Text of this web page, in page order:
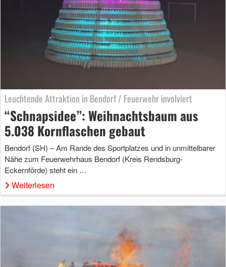
Leuchtende Attraktion in Bendorf / Feuerwehr involviert
“Schnapsidee”: Weihnachtsbaum aus
5.038 Kornflaschen gebaut
Bendorf (SH) – Am Rande des Sportplatzes und in unmittelbarer
Nähe zum Feuerwehrhaus Bendorf (Kreis Rendsburg-
Eckernförde) steht ein …
Weiterlesen